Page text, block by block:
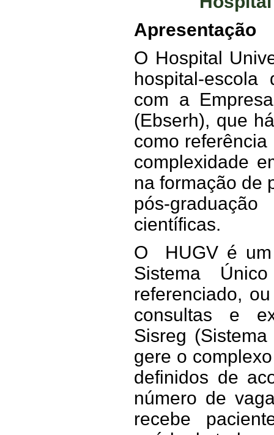
Apresentação
O Hospital
hospital-
com a
(Ebserh), que
como
complexidade
na formação de
pós-
científicas.
O HUGV é um
Sistema
referenciado,
consultas e
Sisreg
gere o
definidos de
número de
recebe